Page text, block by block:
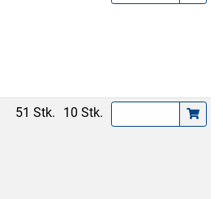
51 Stk. 10 Stk.